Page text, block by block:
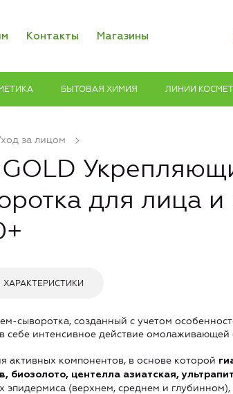
Контакты Магазины
БЫТОВАЯ ХИМИЯ ЛИНИИ
за лицом
для лица и
ХАРАКТЕРИСТИКИ
сыворотка, созданный с учетом
себе интенсивное действие
активных компонентов, в основе которой
биозолото, центелла азиатская,
эпидермиса (верхнем, среднем и